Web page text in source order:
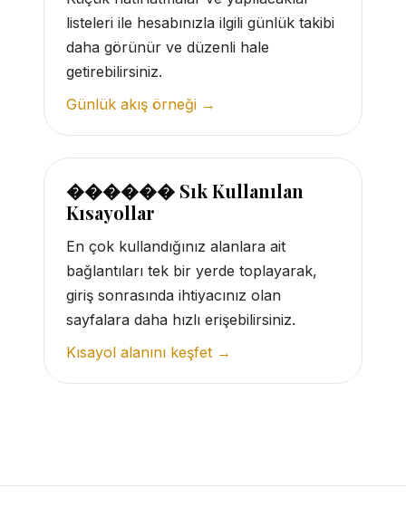
listeleri ile hesabınızla ilgili günlük takibi
daha görünür ve düzenli hale
getirebilirsiniz.
Günlük akış örneği →
������ Sık Kullanılan
Kısayollar
En çok kullandığınız alanlara ait
bağlantıları tek bir yerde toplayarak,
giriş sonrasında ihtiyacınız olan
sayfalara daha hızlı erişebilirsiniz.
Kısayol alanını keşfet →